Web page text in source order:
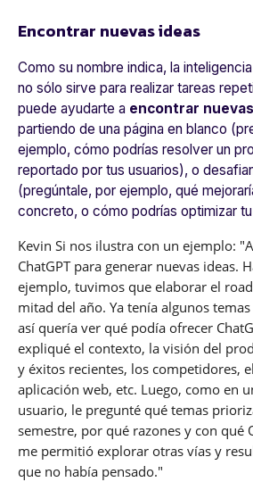
Encontrar nuevas ideas
Como su nombre indica, la
no sólo sirve para realizar tareas
puede ayudarte a encontrar
partiendo de una página en blanco
ejemplo, cómo podrías resolver un
reportado por tus usuarios), o
(pregúntale, por ejemplo, qué
concreto, o cómo podrías optimizar
Kevin Si nos ilustra con un ejemplo: "
ChatGPT para generar nuevas ideas.
ejemplo, tuvimos que elaborar el
mitad del año. Ya tenía algunos
así quería ver qué podía ofrecer
expliqué el contexto, la visión del
y éxitos recientes, los competidores,
aplicación web, etc. Luego, como en
usuario, le pregunté qué temas
semestre, por qué razones y con qué
me permitió explorar otras vías y
que no había pensado."